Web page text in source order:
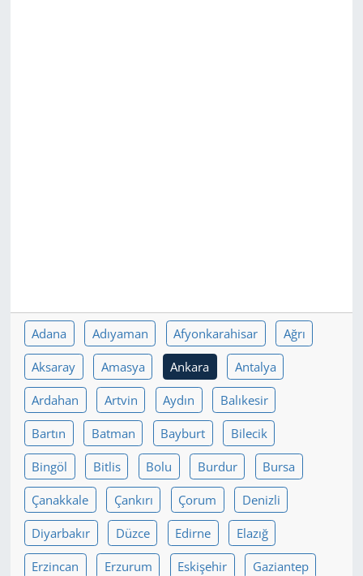
Adana Adıyaman Afyonkarahisar Ağrı
Aksaray Amasya Ankara Antalya
Ardahan Artvin Aydın Balıkesir
Bartın Batman Bayburt Bilecik
Bingöl Bitlis Bolu Burdur Bursa
Çanakkale Çankırı Çorum Denizli
Diyarbakır Düzce Edirne Elazığ
Erzincan Erzurum Eskişehir Gaziantep
SİYASET
SPOR
Yerel